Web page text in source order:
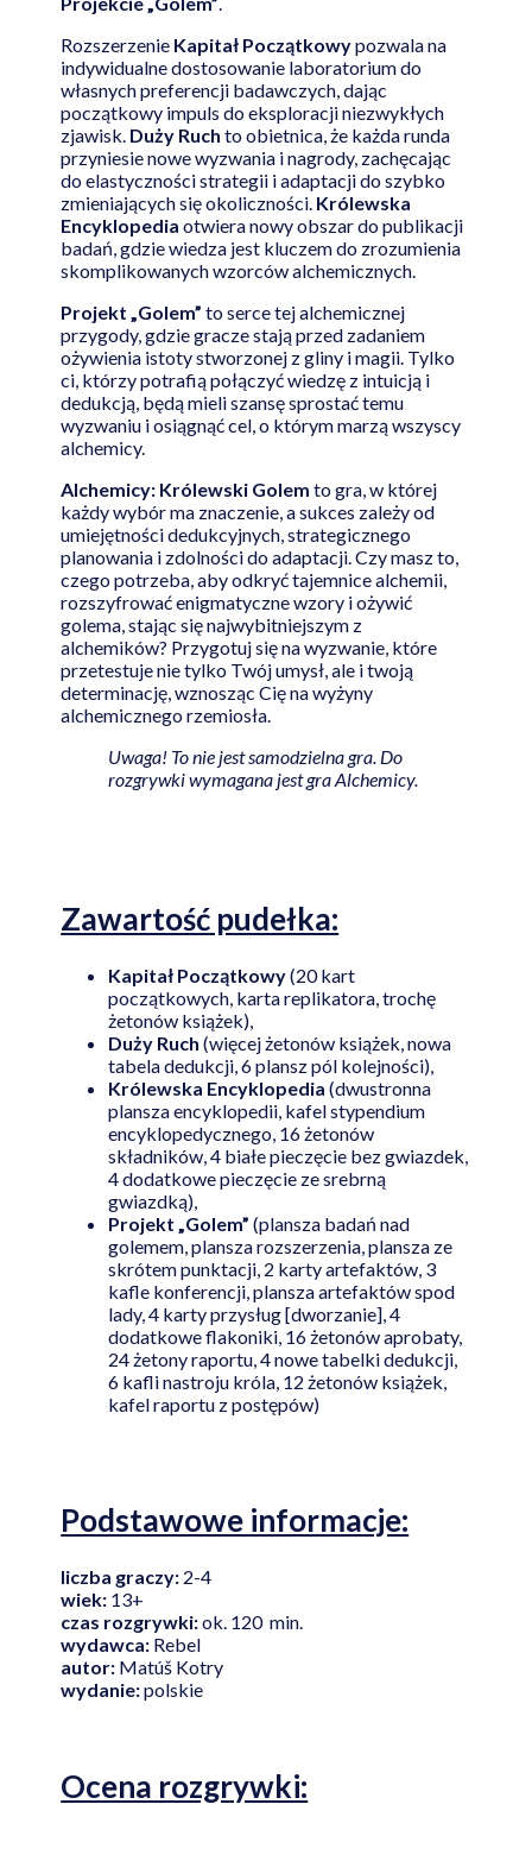
Rozszerzenie Kapitał Początkowypozwala na
indywidualne dostosowanie laboratorium do
własnych preferencji badawczych, dając
początkowy impuls do eksploracji niezwykłych
zjawisk. Duży Ruch to obietnica, że każda runda
przyniesie nowe wyzwania i nagrody, zachęcając
do elastyczności strategii i adaptacji do szybko
zmieniających się okoliczności. Królewska
Encyklopedia otwiera nowy obszar do publikacji
badań, gdzie wiedza jest kluczem do zrozumienia
skomplikowanych wzorców alchemicznych.
Projekt „Golem” to serce tej alchemicznej
przygody, gdzie gracze stają przed zadaniem
ożywienia istoty stworzonej z gliny i magii. Tylko
ci, którzy potrafią połączyć wiedzę z intuicją i
dedukcją, będą mieli szansę sprostać temu
wyzwaniu i osiągnąć cel, o którym marzą wszyscy
alchemicy.
Alchemicy: Królewski Golem to gra, w której
każdy wybór ma znaczenie, a sukces zależy od
umiejętności dedukcyjnych, strategicznego
planowania i zdolności do adaptacji. Czy masz to,
czego potrzeba, aby odkryć tajemnice alchemii,
rozszyfrować enigmatyczne wzory i ożywić
golema, stając się najwybitniejszym z
alchemików? Przygotuj się na wyzwanie, które
przetestuje nie tylko Twój umysł, ale i twoją
determinację, wznosząc Cię na wyżyny
alchemicznego rzemiosła.
Uwaga! To nie jest samodzielna gra. Do
rozgrywki wymagana jest gra Alchemicy.
Zawartość pudełka:
Kapitał Początkowy(20 kart
początkowych, karta replikatora, trochę
żetonów książek),
Duży Ruch (więcej żetonów książek, nowa
tabela dedukcji, 6 plansz pól kolejności),
Królewska Encyklopedia (dwustronna
plansza encyklopedii, kafel stypendium
encyklopedycznego, 16 żetonów
składników, 4 białe pieczęcie bez gwiazdek,
4 dodatkowe pieczęcie ze srebrną
gwiazdką),
Projekt „Golem” (plansza badań nad
golemem, plansza rozszerzenia, plansza ze
skrótem punktacji, 2 karty artefaktów, 3
kafle konferencji, plansza artefaktów spod
lady, 4 karty przysług [dworzanie], 4
dodatkowe flakoniki, 16 żetonów aprobaty,
24 żetony raportu, 4 nowe tabelki dedukcji,
6 kafli nastroju króla, 12 żetonów książek,
kafel raportu z postępów)
Podstawowe informacje:
liczba graczy: 2-4
wiek: 13+
czas rozgrywki:ok. 120 min.
wydawca: Rebel
autor: Matúš Kotry
wydanie:polskie
Ocena rozgrywki: